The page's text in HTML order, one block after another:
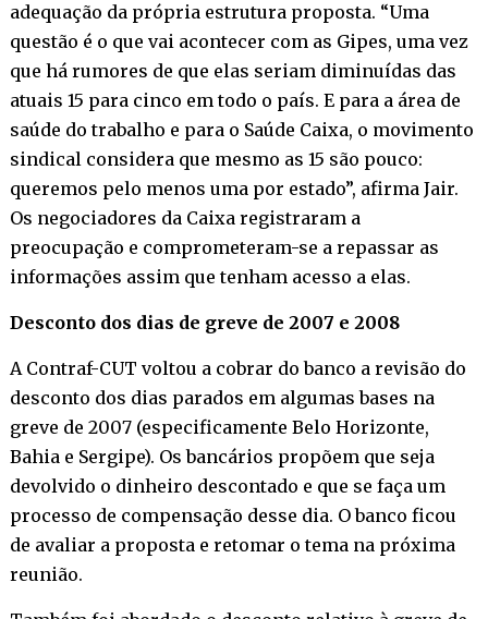
adequação da própria estrutura proposta. “Uma
questão é o que vai acontecer com as Gipes, uma vez
que há rumores de que elas seriam diminuídas das
atuais 15 para cinco em todo o país. E para a área de
saúde do trabalho e para o Saúde Caixa, o movimento
sindical considera que mesmo as 15 são pouco:
queremos pelo menos uma por estado”, afirma Jair.
Os negociadores da Caixa registraram a
preocupação e comprometeram-se a repassar as
informações assim que tenham acesso a elas.
Desconto dos dias de greve de 2007 e 2008
A Contraf-CUT voltou a cobrar do banco a revisão do
desconto dos dias parados em algumas bases na
greve de 2007 (especificamente Belo Horizonte,
Bahia e Sergipe). Os bancários propõem que seja
devolvido o dinheiro descontado e que se faça um
processo de compensação desse dia. O banco ficou
de avaliar a proposta e retomar o tema na próxima
reunião.